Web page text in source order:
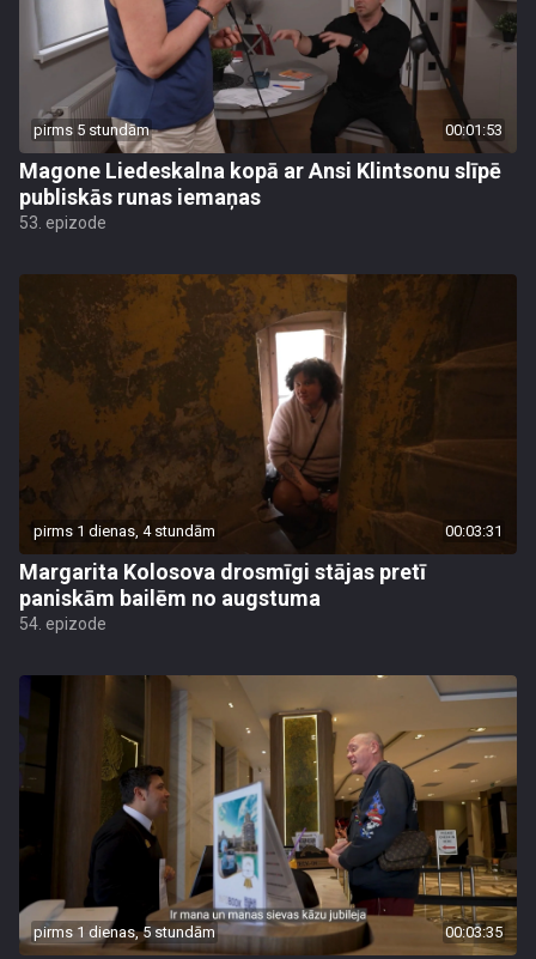
pirms 5 stundām 00:01:53
Magone Liedeskalna kopā ar Ansi Klintsonu slīpē
publiskās runas iemaņas
53. epizode
pirms 1 dienas, 4 stundām 00:03:31
Margarita Kolosova drosmīgi stājas pretī
paniskām bailēm no augstuma
54. epizode
pirms 1 dienas, 5 stundām 00:03:35